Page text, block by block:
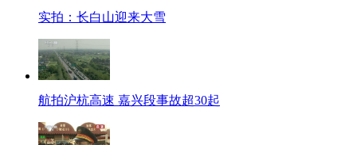
实拍：长白山迎来大雪
航拍沪杭高速 嘉兴段事故超30起